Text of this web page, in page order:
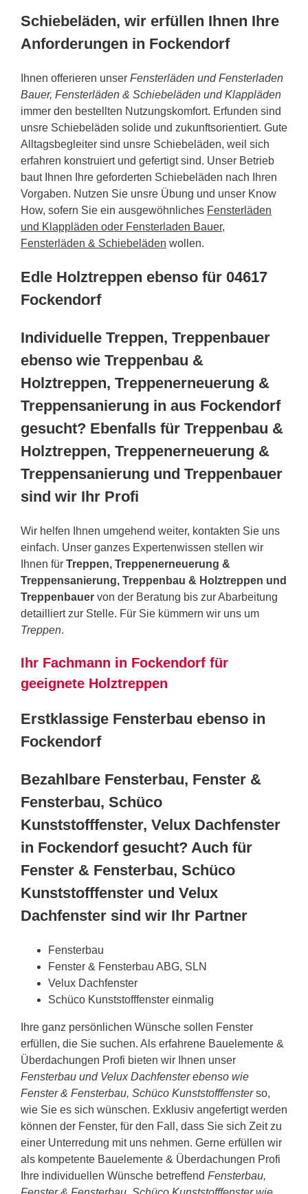
Schiebeläden, wir erfüllen Ihnen Ihre
Anforderungen in Fockendorf
Ihnen offerieren unser Fensterläden und Fensterladen
Bauer, Fensterläden & Schiebeläden und Klappläden
immer den bestellten Nutzungskomfort. Erfunden sind
unsre Schiebeläden solide und zukunftsorientiert. Gute
Alltagsbegleiter sind unsre Schiebeläden, weil sich
erfahren konstruiert und gefertigt sind. Unser Betrieb
baut Ihnen Ihre geforderten Schiebeläden nach Ihren
Vorgaben. Nutzen Sie unsre Übung und unser Know
How, sofern Sie ein ausgewöhnliches Fensterläden
und Klappläden oder Fensterladen Bauer,
Fensterläden & Schiebeläden wollen.
Edle Holztreppen ebenso für 04617
Fockendorf
Individuelle Treppen, Treppenbauer
ebenso wie Treppenbau &
Holztreppen, Treppenerneuerung &
Treppensanierung in aus Fockendorf
gesucht? Ebenfalls für Treppenbau &
Holztreppen, Treppenerneuerung &
Treppensanierung und Treppenbauer
sind wir Ihr Profi
Wir helfen Ihnen umgehend weiter, kontakten Sie uns
einfach. Unser ganzes Expertenwissen stellen wir
Ihnen für Treppen, Treppenerneuerung &
Treppensanierung, Treppenbau & Holztreppen und
Treppenbauer von der Beratung bis zur Abarbeitung
detailliert zur Stelle. Für Sie kümmern wir uns um
Treppen.
Ihr Fachmann in Fockendorf für
geeignete Holztreppen
Erstklassige Fensterbau ebenso in
Fockendorf
Bezahlbare Fensterbau, Fenster &
Fensterbau, Schüco
Kunststofffenster, Velux Dachfenster
in Fockendorf gesucht? Auch für
Fenster & Fensterbau, Schüco
Kunststofffenster und Velux
Dachfenster sind wir Ihr Partner
Fensterbau
Fenster & Fensterbau ABG, SLN
Velux Dachfenster
Schüco Kunststofffenster einmalig
Ihre ganz persönlichen Wünsche sollen Fenster
erfüllen, die Sie suchen. Als erfahrene Bauelemente &
Überdachungen Profi bieten wir Ihnen unser
Fensterbau und Velux Dachfenster ebenso wie
Fenster & Fensterbau, Schüco Kunststofffensterso,
wie Sie es sich wünschen. Exklusiv angefertigt werden
können der Fenster, für den Fall, dass Sie sich Zeit zu
einer Unterredung mit uns nehmen. Gerne erfüllen wir
als kompetente Bauelemente & Überdachungen Profi
Ihre individuellen Wünsche betreffend Fensterbau,